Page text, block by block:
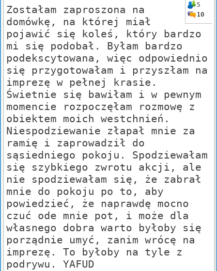
5
10
Zostałam zaproszona na
domówkę, na której miał
pojawić się koleś, który bardzo
mi się podobał. Byłam bardzo
podekscytowana, więc odpowiednio
się przygotowałam i przyszłam na
imprezę w pełnej krasie.
Świetnie się bawiłam i w pewnym
momencie rozpoczęłam rozmowę z
obiektem moich westchnień.
Niespodziewanie złapał mnie za
ramię i zaprowadził do
sąsiedniego pokoju. Spodziewałam
się szybkiego zwrotu akcji, ale
nie spodziewałam się, że zabrał
mnie do pokoju po to, aby
powiedzieć, że naprawdę mocno
czuć ode mnie pot, i może dla
własnego dobra warto byłoby się
porządnie umyć, zanim wrócę na
imprezę. To byłoby na tyle z
podrywu. YAFUD